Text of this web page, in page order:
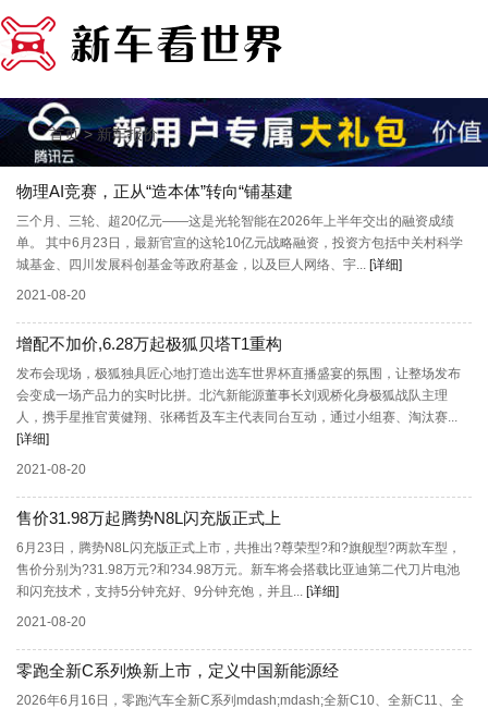
首页>新车报价
物理AI竞赛，正从“造本体”转向“铺基建
三个月、三轮、超20亿元——这是光轮智能在2026年上半年交出的融资成绩
单。 其中6月23日，最新官宣的这轮10亿元战略融资，投资方包括中关村科学
城基金、四川发展科创基金等政府基金，以及巨人网络、宇... [详细]
2021-08-20
增配不加价,6.28万起极狐贝塔T1重构
发布会现场，极狐独具匠心地打造出选车世界杯直播盛宴的氛围，让整场发布
会变成一场产品力的实时比拼。北汽新能源董事长刘观桥化身极狐战队主理
人，携手星推官黄健翔、张稀哲及车主代表同台互动，通过小组赛、淘汰赛...
[详细]
2021-08-20
售价31.98万起腾势N8L闪充版正式上
6月23日，腾势N8L闪充版正式上市，共推出?尊荣型?和?旗舰型?两款车型，
售价分别为?31.98万元?和?34.98万元。新车将会搭载比亚迪第二代刀片电池
和闪充技术，支持5分钟充好、9分钟充饱，并且... [详细]
2021-08-20
零跑全新C系列焕新上市，定义中国新能源经
2026年6月16日，零跑汽车全新C系列mdash;mdash;全新C10、全新C11、全